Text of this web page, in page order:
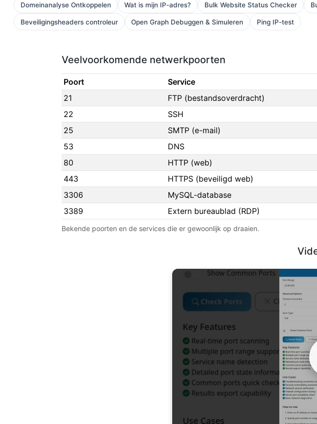
Domeinanalyse Ontkoppelen Wat is mijn IP-adres? Bulk Website Status Checker
Beveiligingsheaders controleur Open Graph Debuggen & Simuleren Ping IP-test
Veelvoorkomende netwerkpoorten
Poort
Service
21
FTP (bestandsoverdracht)
22
SSH
25
SMTP (e-mail)
53
DNS
80
HTTP (web)
443
HTTPS (beveiligd web)
3306
MySQL-database
3389
Extern bureaublad (RDP)
Bekende poorten en de services die er gewoonlijk op draaien.